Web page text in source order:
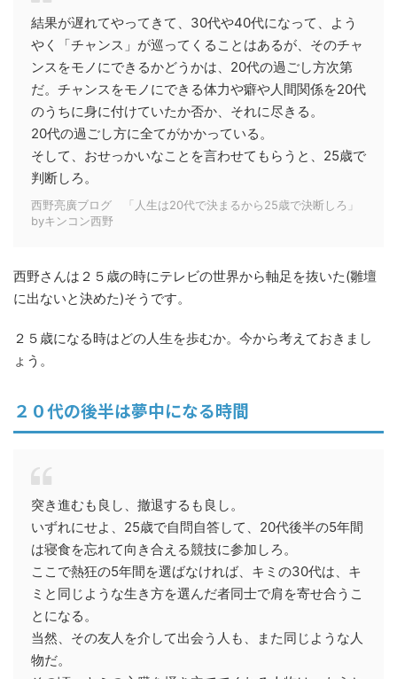
結果が遅れてやってきて、30代や40代になって、よう
やく「チャンス」が巡ってくることはあるが、そのチャ
ンスをモノにできるかどうかは、20代の過ごし方次第
だ。チャンスをモノにできる体力や癖や人間関係を20代
のうちに身に付けていたか否か、それに尽きる。
20代の過ごし方に全てがかかっている。
そして、おせっかいなことを言わせてもらうと、25歳で
判断しろ。
西野亮廣ブログ 「人生は20代で決まるから25歳で決断しろ」
byキンコン西野
西野さんは２５歳の時にテレビの世界から軸足を抜いた(雛壇
に出ないと決めた)そうです。
２５歳になる時はどの人生を歩むか。今から考えておきまし
ょう。
２０代の後半は夢中になる時間
突き進むも良し、撤退するも良し。
いずれにせよ、25歳で自問自答して、20代後半の5年間
は寝食を忘れて向き合える競技に参加しろ。
ここで熱狂の5年間を選ばなければ、キミの30代は、キ
ミと同じような生き方を選んだ者同士で肩を寄せ合うこ
とになる。
当然、その友人を介して出会う人も、また同じような人
物だ。